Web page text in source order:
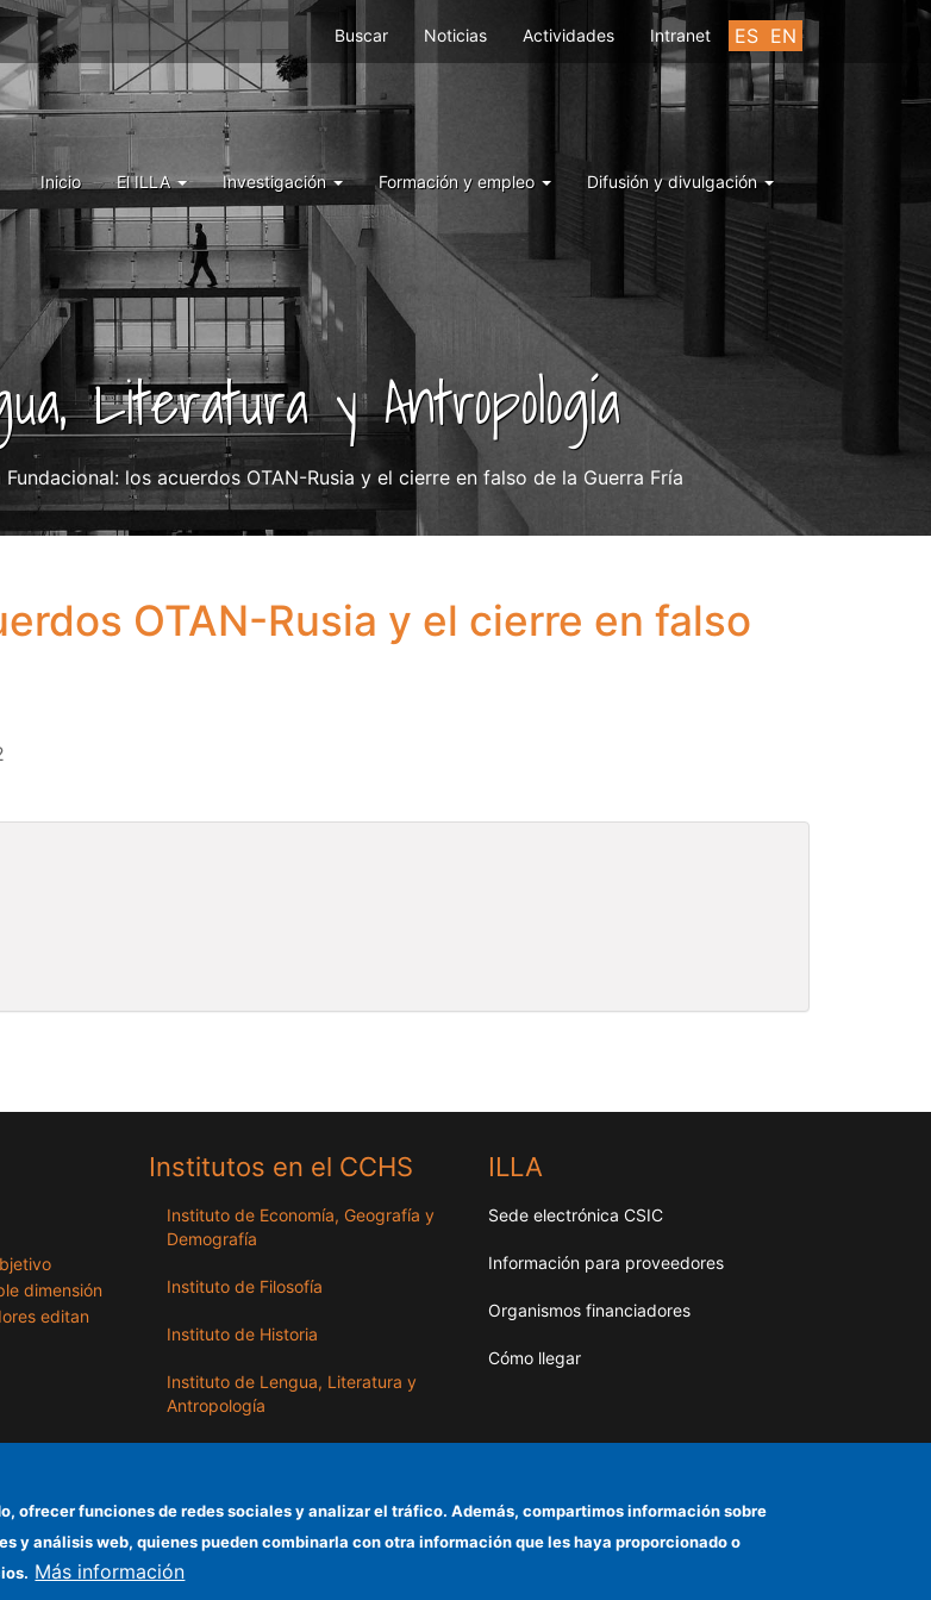
ES EN
Menu
right
ILLA
Buscar Noticias Actividades Intranet
Inicio El ILLA Investigación Formación y empleo Difusión y divulgación
Literatura y Antropología
Fundacional: los acuerdos OTAN-Rusia y el cierre en falso de la Guerra Fría
OTAN-Rusia y el cierre en falso
dimensión
editan
Institutos en el CCHS
Instituto de Economía, Geografía y
Demografía
Instituto de Filosofía
Instituto de Historia
Instituto de Lengua, Literatura y
Antropología
Próximo
Instituto de Políticas y Bienes
Públicos
ILLA
Sede electrónica CSIC
Información para proveedores
Organismos financiadores
Cómo llegar
ofrecer funciones de redes sociales y analizar el tráfico. Además, compartimos información sobre
y análisis web, quienes pueden combinarla con otra información que les haya proporcionado o
Más información